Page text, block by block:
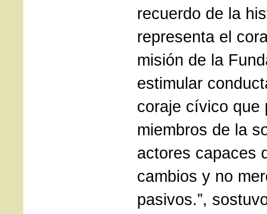
recuerdo de la
representa el
misión de la
estimular
coraje cívico que
miembros de la
actores capaces
cambios y no
pasivos.”,